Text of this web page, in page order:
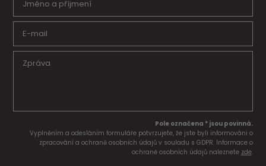
Pole označena * jsou povinná.
Vyplněním a odesláním formuláře potvrzujete, že jste byli informováni o
zpracování a ochraně osobních údajů v souladu s GDPR. Informace o
ochraně osobních údajů naleznete zde.